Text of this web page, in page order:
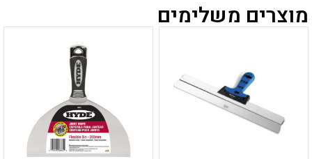
מוצרים משלימים
סוגים.
ניתן
זה
יש
מספר
סוגים.
ניתן
לבחור
את
האפשרויות